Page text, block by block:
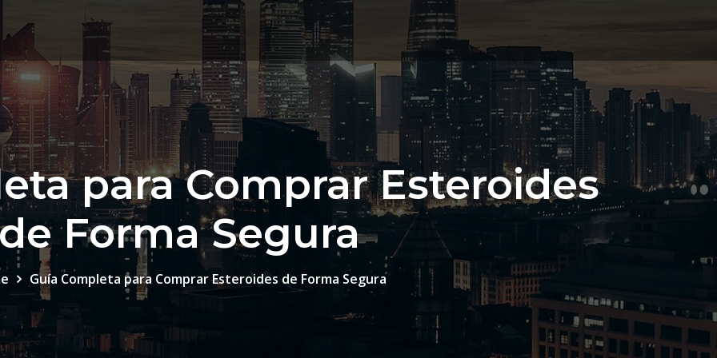
para Comprar Esteroides
de Forma Segura
Guía Completa para Comprar Esteroides de Forma Segura